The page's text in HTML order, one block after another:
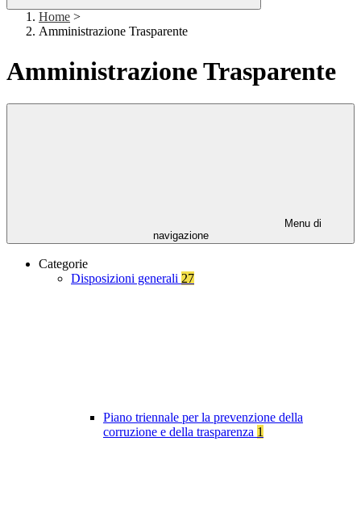
Home >
Amministrazione Trasparente
Amministrazione Trasparente
Menu di
navigazione
Categorie
Disposizioni generali 27
Piano triennale per la prevenzione della
corruzione e della trasparenza 1